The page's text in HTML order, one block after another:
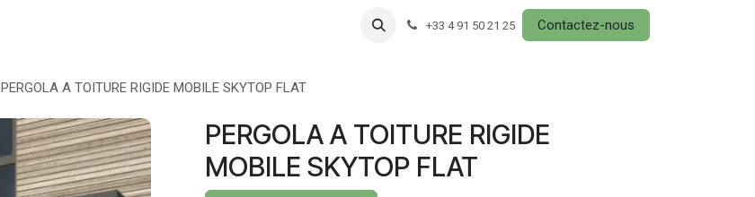
+33 4 91 50 21 25 Contactez-nous
PERGOLA A TOITURE RIGIDE MOBILE SKYTOP FLAT
PERGOLA A TOITURE RIGIDE
MOBILE SKYTOP FLAT